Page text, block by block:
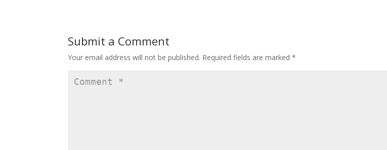
o
o
k
o
n
Submit a Comment
Your email address will not be published. Required fields are marked*